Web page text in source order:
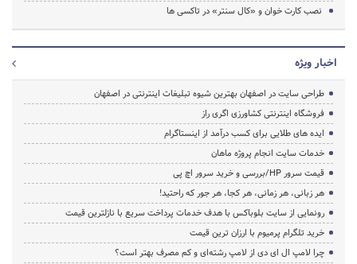
نصب کارت خوان و «کال سنتر» در تاکسی ها
اخبار ویژه
طراحی سایت در اصفهان بهترین شیوه تبلیغات اینترنتی در اصفهان
فروشگاه اینترنتی کشاورزی اگری راز
ایده های طلایی برای کسب درآمد از اینستاگرام
خدمات سایت انجام پروژه ماهان
قیمت سرور HP/بررسی و خرید سرور اچ پی
هر زبانی، هر زمانی، هر کجا، هر جور که راحتید!
رونمایی از سایت بلوباکس با هدف خدمات پرداخت سریع با نازلترین قیمت
خرید تلگرام پرمیوم با ارزان ترین قیمت
چرا لامپ ال ای دی از لامپ رشته‌ای و کم مصرف بهتر است؟